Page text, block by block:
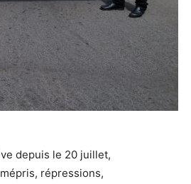
depuis le 20 juillet,
répressions,